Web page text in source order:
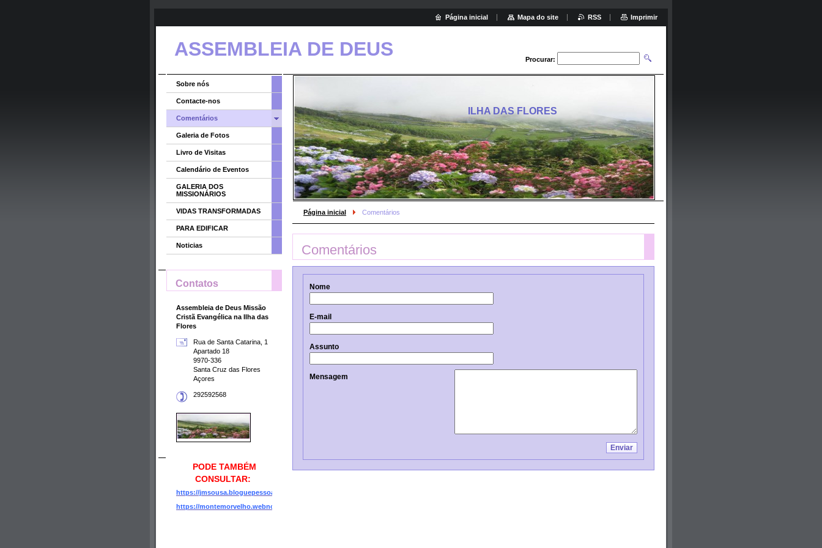
ASSEMBLEIA DE DEUS Procurar:
ILHA DAS FLORES
Página inicial Comentários
Comentários
Nome
E-mail
Assunto
Mensagem
Sobre nós
Contacte-nos
Comentários
Galeria de Fotos
Livro de Visitas
Calendário de Eventos
GALERIA DOS
MISSIONÁRIOS
VIDAS TRANSFORMADAS
PARA EDIFICAR
Noticias
Contatos
Assembleia de Deus Missão
Cristã Evangélica na Ilha das
Flores
Rua de Santa Catarina, 1
Apartado 18
9970-336
Santa Cruz das Flores
Açores
292592568
PODE TAMBÉM
CONSULTAR:
https://jmsousa.bloguepessoal.com
https://montemorvelho.webnode.com.pt
Página inicial Mapa do site RSS Imprimir